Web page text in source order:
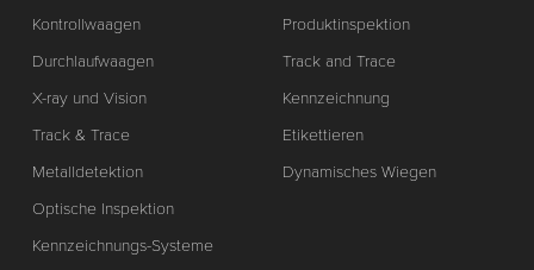
Kontrollwaagen
Durchlaufwaagen
X-ray und Vision
Track & Trace
Metalldetektion
Optische Inspektion
Kennzeichnungs-Systeme
Produktinspektion
Track and Trace
Kennzeichnung
Etikettieren
Dynamisches Wiegen